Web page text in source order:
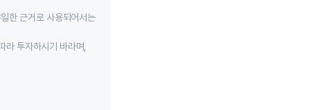
한 근거로 사용되어서는
투자하시기 바라며,